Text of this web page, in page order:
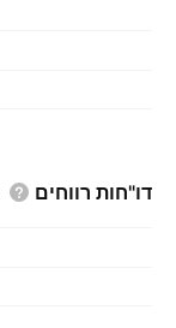
דו"חות רווחים